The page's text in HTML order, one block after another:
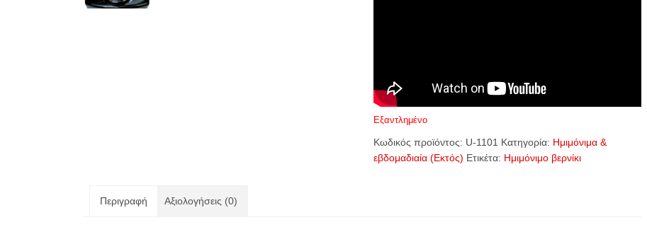
Εξαντλημένο
Κωδικός προϊόντος: U-1101 Κατηγορία: Ημιμόνιμα &
εβδομαδιαία (Εκτός) Ετικέτα: Ημιμόνιμο βερνίκι
Περιγραφή Αξιολογήσεις (0)